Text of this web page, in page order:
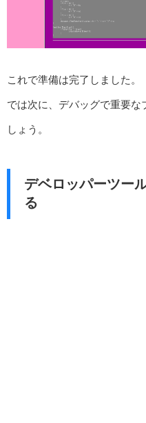
これで準備は完了しました。
では次に、デバッグで重要な
しょう。
デベロッパーツー
る